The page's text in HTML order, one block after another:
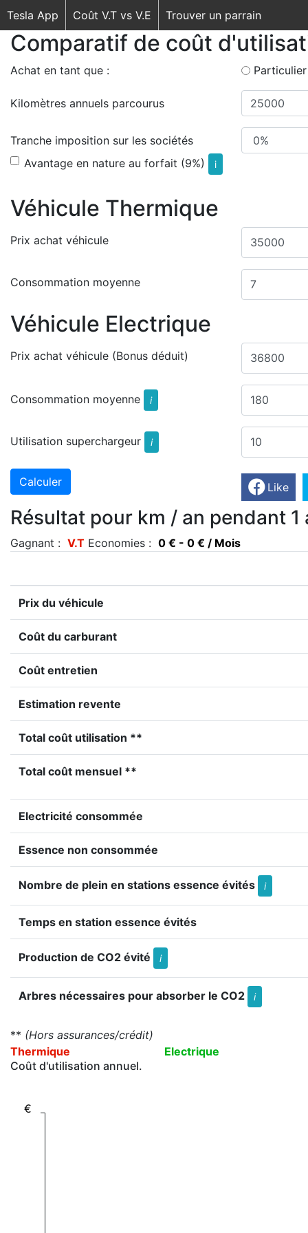
Tesla App Coût V.T vs V.E Trouver un parrain
Comparatif de coût
Achat en tant que : Particulier
Kilomètres annuels parcourus
Tranche imposition sur les sociétés
Avantage en nature au forfait (9%)
i
Véhicule Thermique
Prix achat véhicule
Consommation moyenne
Véhicule Electrique
Prix achat véhicule (Bonus déduit)
Consommation moyenne i
Utilisation superchargeur i
Like
Résultat pour km / an pendant 1
Gagnant : V.T Economies : 0 € - 0 € / Mois
Prix du véhicule
Coût du carburant
Coût entretien
Estimation revente
Total coût utilisation **
Total coût mensuel **
Electricité consommée
Essence non consommée
Nombre de plein en stations essence évités i
Temps en station essence évités
Production de CO2 évité i
Arbres nécessaires pour absorber le CO2 i
** (Hors assurances/crédit)
Thermique
Electrique
Coût d'utilisation annuel.
€